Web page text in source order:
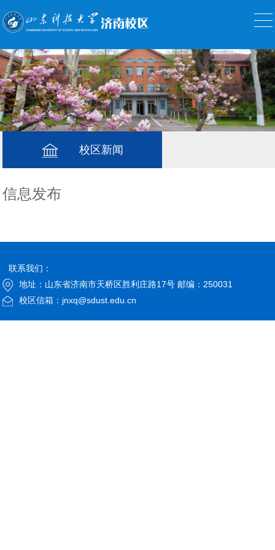
校区新闻
信息发布
联系我们：
地址：山东省济南市天桥区胜利庄路17号 邮编：250031
校区信箱：jnxq@sdust.edu.cn